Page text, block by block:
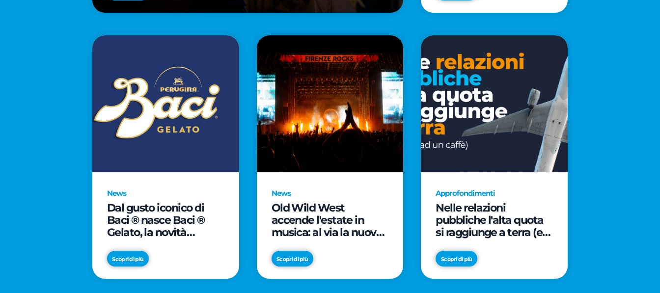
News
Dal gusto iconico di
Baci ® nasce Baci ®
Gelato, la novità
Scopri di più
News
Old Wild West
accende l'estate in
musica: al via la nuova
e le prestigiose
partnership con Radio
Italia e Live Nation
Scopri di più
Approfondimenti
Nelle relazioni
pubbliche l'alta quota
si raggiunge a terra (e
Scopri di più